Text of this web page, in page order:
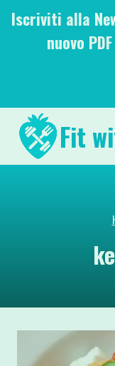
SaltaIscriviti alla
nuovo
Fit